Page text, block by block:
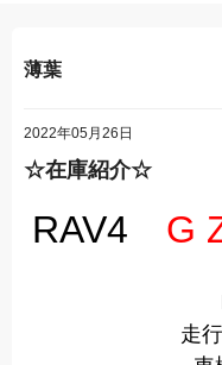
薄葉
2022年05月26日
☆在庫紹介☆
RAV4 G
走